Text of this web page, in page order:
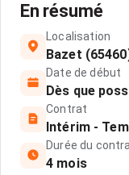
En résumé
Localisation
Bazet
Date de début
Dès que
Contrat
Intérim -
Durée du
4 mois